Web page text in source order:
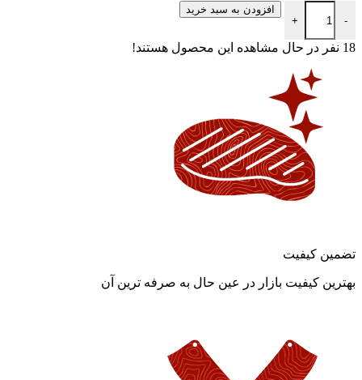
-
چیکن برگر عدد
+
افزودن به سبد خرید
18 نفر در حال مشاهده این محصول هستند!
تضمین کیفیت
بهترین کیفیت بازار در عین حال به صرفه ترین آن